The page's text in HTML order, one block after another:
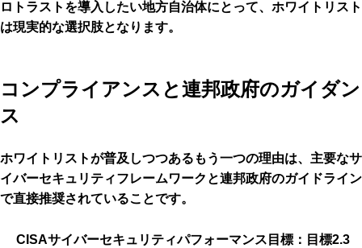
ロトラストを導入したい地方自治体にとって、ホワイトリスト
は現実的な選択肢となります。
コンプライアンスと連邦政府のガイダン
ス
ホワイトリストが普及しつつあるもう一つの理由は、主要なサ
イバーセキュリティフレームワークと連邦政府のガイドライン
で直接推奨されていることです。
CISAサイバーセキュリティパフォーマンス目標 ：目標2.3